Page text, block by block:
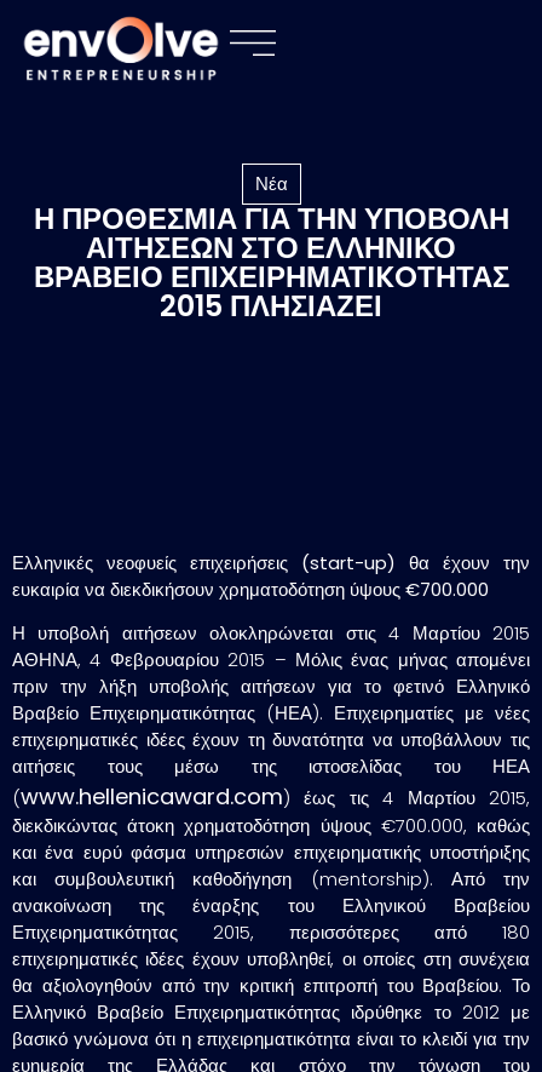
Νέα
Η ΠΡΟΘΕΣΜΙΑ ΓΙΑ ΤΗΝ ΥΠΟΒΟΛΗ
ΑΙΤΗΣΕΩΝ ΣΤΟ ΕΛΛΗΝΙΚΟ
ΒΡΑΒΕΙΟ ΕΠΙΧΕΙΡΗΜΑΤIKOΤΗΤΑΣ
2015 ΠΛΗΣΙΑΖΕΙ
Ελληνικές νεοφυείς επιχειρήσεις (start-up) θα έχουν την
ευκαιρία να διεκδικήσουν χρηματοδότηση ύψους €700.000
Η υποβολή αιτήσεων ολοκληρώνεται στις 4 Μαρτίου 2015
ΑΘΗΝΑ, 4 Φεβρουαρίου 2015 – Μόλις ένας μήνας απομένει
πριν την λήξη υποβολής αιτήσεων για το φετινό Ελληνικό
Βραβείο Επιχειρηματικότητας (ΗΕΑ). Επιχειρηματίες με νέες
επιχειρηματικές ιδέες έχουν τη δυνατότητα να υποβάλλουν τις
αιτήσεις τους μέσω της ιστοσελίδας του ΗΕΑ
(www.hellenicaward.com) έως τις 4 Μαρτίου 2015,
διεκδικώντας άτοκη χρηματοδότηση ύψους €700.000, καθώς
και ένα ευρύ φάσμα υπηρεσιών επιχειρηματικής υποστήριξης
και συμβουλευτική καθοδήγηση (mentorship). Από την
ανακοίνωση της έναρξης του Ελληνικού Βραβείου
Επιχειρηματικότητας 2015, περισσότερες από 180
επιχειρηματικές ιδέες έχουν υποβληθεί, οι οποίες στη συνέχεια
θα αξιολογηθούν από την κριτική επιτροπή του Βραβείου. Το
Ελληνικό Βραβείο Επιχειρηματικότητας ιδρύθηκε το 2012 με
βασικό γνώμονα ότι η επιχειρηματικότητα είναι το κλειδί για την
ευημερία της Ελλάδας και στόχο την τόνωση του